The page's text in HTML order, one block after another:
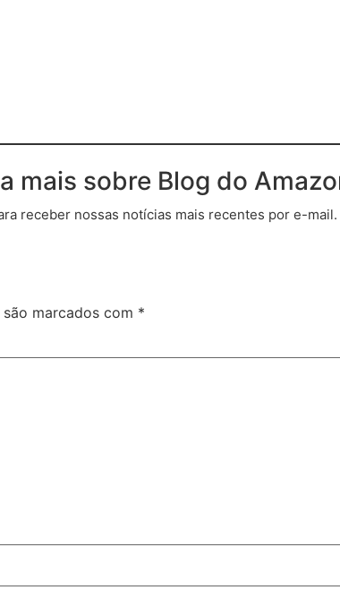
mais sobre Blog do
receber nossas notícias mais recentes por e-mail.
marcados com *